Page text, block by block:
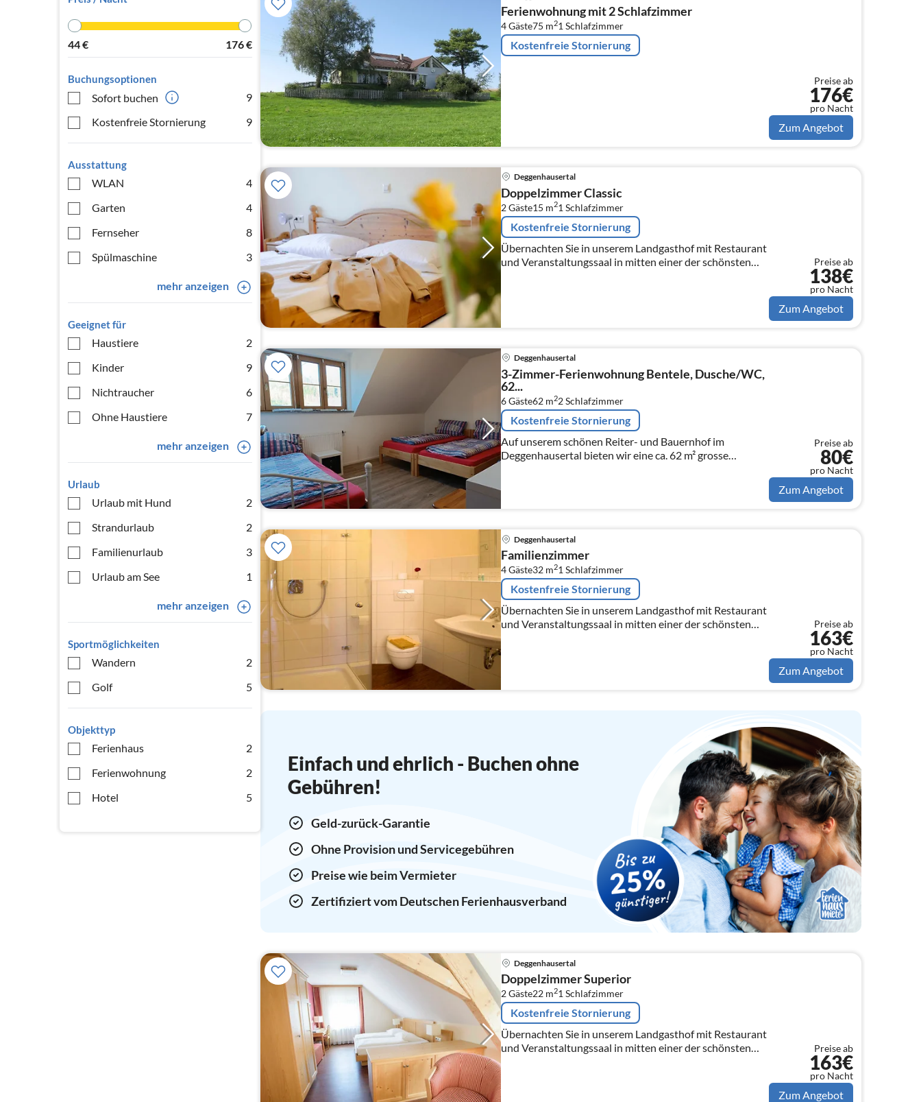
44€ 176€
Buchungsoptionen
Sofort buchen
9
Kostenfreie Stornierung
9
Ausstattung
WLAN
4
Garten
4
Fernseher
8
Spülmaschine
3
mehr anzeigen
Geeignet für
Haustiere
2
Kinder
9
Nichtraucher
6
Ohne Haustiere
7
mehr anzeigen
Urlaub
Urlaub mit Hund
2
Strandurlaub
2
Familienurlaub
3
Urlaub am See
1
mehr anzeigen
Sportmöglichkeiten
Wandern
2
Golf
5
Objekttyp
Ferienhaus
2
Ferienwohnung
2
Hotel
5
Ferienwohnung mit 2 Schlafzimmer
4 Gäste75 m21 Schlafzimmer
Kostenfreie Stornierung
Preise ab
176€
pro Nacht
Zum Angebot
Deggenhausertal
Doppelzimmer Classic
2 Gäste15 m21 Schlafzimmer
Kostenfreie Stornierung
Übernachten Sie in unserem Landgasthof mit Restaurant
und Veranstaltungssaal in mitten einer der schönsten
Preise ab
138€
pro Nacht
Zum Angebot
Deggenhausertal
3-Zimmer-Ferienwohnung Bentele, Dusche/WC,
62...
6 Gäste62 m22Schlafzimmer
Kostenfreie Stornierung
Auf unserem schönen Reiter- und Bauernhof im
Deggenhausertal bieten wir eine ca. 62 m² grosse
Preise ab
80€
pro Nacht
Zum Angebot
Deggenhausertal
Familienzimmer
4 Gäste32 m21 Schlafzimmer
Kostenfreie Stornierung
Übernachten Sie in unserem Landgasthof mit Restaurant
und Veranstaltungssaal in mitten einer der schönsten
Regionen am Bodensee.
Preise ab
163€
pro Nacht
Zum Angebot
Einfach und ehrlich - Buchen ohne
Gebühren!
Geld-zurück-Garantie
Ohne Provision und Servicegebühren
Preise wie beim Vermieter
Zertifiziert vom Deutschen Ferienhausverband
Deggenhausertal
Doppelzimmer Superior
2 Gäste22 m21Schlafzimmer
Kostenfreie Stornierung
Übernachten Sie in unserem Landgasthof mit Restaurant
und Veranstaltungssaal in mitten einer der schönsten
Regionen am Bodensee.
Preise ab
163€
pro Nacht
Zum Angebot